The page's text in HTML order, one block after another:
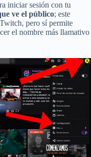
iniciar sesión con tu
ve el público; este
pero sí permite
el nombre más llamativo